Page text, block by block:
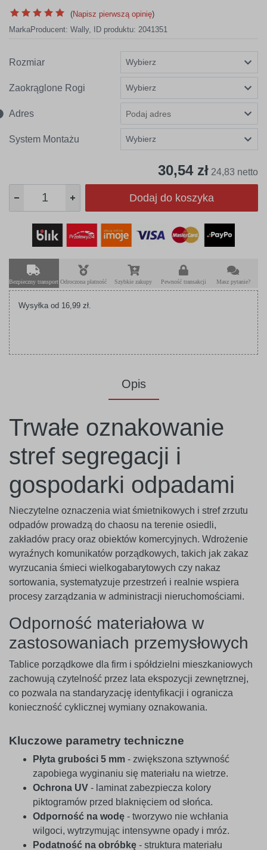
(Napisz pierwszą opinię)
MarkaProducent: Wally, ID produktu: 2041351
Rozmiar
Zaokrąglone Rogi
Adres
System Montażu
30,54 zł 24,83 netto
Dodaj do koszyka
Bezpieczny transport Odroczona płatność Szybkie zakupy Pewność transakcji Masz pytanie?
Wysyłka od 16,99 zł.
Opis
Trwałe oznakowanie
stref segregacji i
gospodarki odpadami
Nieczytelne oznaczenia wiat śmietnikowych i stref zrzutu
odpadów prowadzą do chaosu na terenie osiedli,
zakładów pracy oraz obiektów komercyjnych. Wdrożenie
wyraźnych komunikatów porządkowych, takich jak zakaz
wyrzucania śmieci wielkogabarytowych czy nakaz
sortowania, systematyzuje przestrzeń i realnie wspiera
procesy zarządzania w administracji nieruchomościami.
Odporność materiałowa w
zastosowaniach przemysłowych
Tablice porządkowe dla firm i spółdzielni mieszkaniowych
zachowują czytelność przez lata ekspozycji zewnętrznej,
co pozwala na standaryzację identyfikacji i ogranicza
konieczność cyklicznej wymiany oznakowania.
Kluczowe parametry techniczne
Płyta grubości 5 mm - zwiększona sztywność
zapobiega wyginaniu się materiału na wietrze.
Ochrona UV - laminat zabezpiecza kolory
piktogramów przed blaknięciem od słońca.
Odporność na wodę - tworzywo nie wchłania
wilgoci, wytrzymując intensywne opady i mróz.
Podatność na obróbkę - struktura materiału